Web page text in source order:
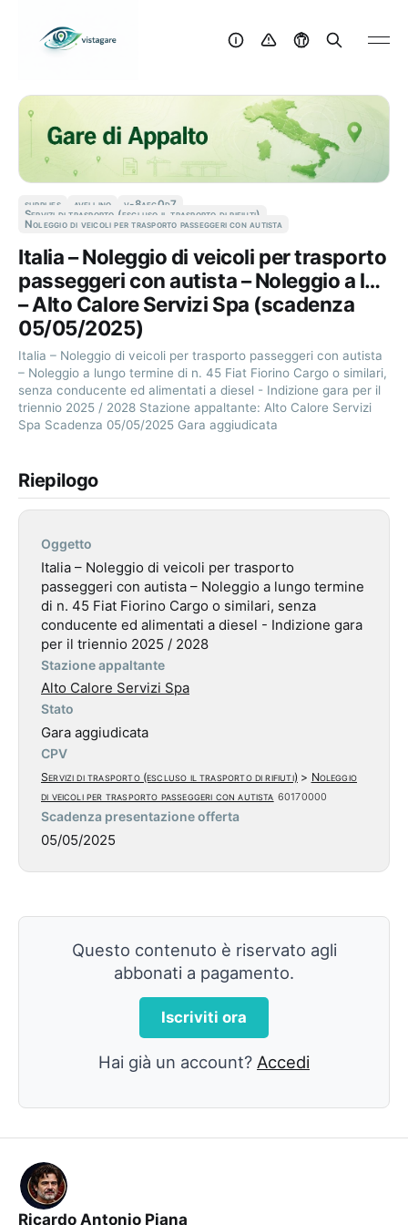
supplies avellino v-8aec0d7
Servizi di trasporto (escluso il trasporto di rifiuti)
Noleggio di veicoli per trasporto passeggeri con autista
Italia – Noleggio di veicoli per trasporto
passeggeri con autista – Noleggio a l…
– Alto Calore Servizi Spa (scadenza
05/05/2025)
Italia – Noleggio di veicoli per trasporto passeggeri con autista
– Noleggio a lungo termine di n. 45 Fiat Fiorino Cargo o similari,
senza conducente ed alimentati a diesel - Indizione gara per il
triennio 2025 / 2028 Stazione appaltante: Alto Calore Servizi
Spa Scadenza 05/05/2025 Gara aggiudicata
Riepilogo
Oggetto
Italia – Noleggio di veicoli per trasporto
passeggeri con autista – Noleggio a lungo termine
di n. 45 Fiat Fiorino Cargo o similari, senza
conducente ed alimentati a diesel - Indizione gara
per il triennio 2025 / 2028
Stazione appaltante
Alto Calore Servizi Spa
Stato
Gara aggiudicata
CPV
Servizi di trasporto (escluso il trasporto di rifiuti) > Noleggio
di veicoli per trasporto passeggeri con autista 60170000
Scadenza presentazione offerta
05/05/2025
Questo contenuto è riservato agli
abbonati a pagamento.
Iscriviti ora
Hai già un account? Accedi
Ricardo Antonio Piana